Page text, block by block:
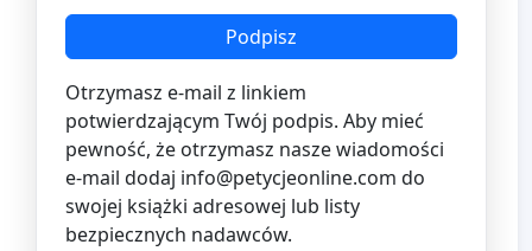
Podpisz
Otrzymasz e-mail z linkiem
potwierdzającym Twój podpis. Aby mieć
pewność, że otrzymasz nasze wiadomości
e-mail dodaj info@petycjeonline.com do
swojej książki adresowej lub listy
bezpiecznych nadawców.